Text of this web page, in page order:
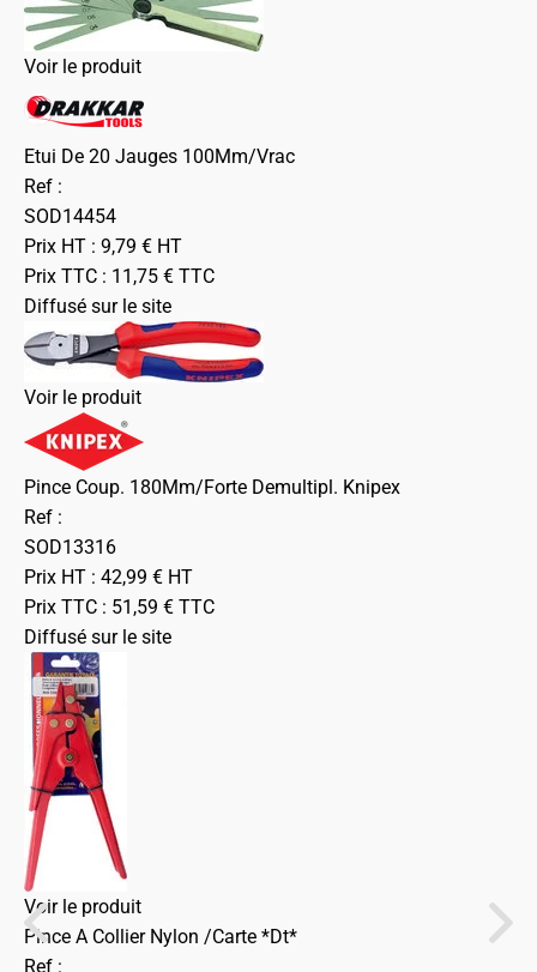
Voir le produit
Etui De 20 Jauges 100Mm/Vrac
Ref :
SOD14454
Prix HT : 9,79 € HT
Prix TTC : 11,75 € TTC
Diffusé sur le site
Voir le produit
Pince Coup. 180Mm/Forte Demultipl. Knipex
Ref :
SOD13316
Prix HT : 42,99 € HT
Prix TTC : 51,59 € TTC
Diffusé sur le site
Voir le produit
Pince A Collier Nylon /Carte *Dt*
Ref :